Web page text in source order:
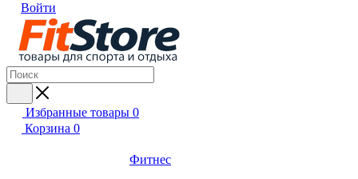
Войти
Избранные товары 0
Корзина 0
Фитнес